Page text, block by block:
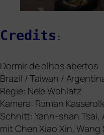
Credits :
Dormir de olhos aber­tos
Brazil / Taiwan /
Regie: Nele Wohlatz
Kamera: Roman
Schnitt: Yann-shan Tsai,
mit Chen Xiao Xin, Wang